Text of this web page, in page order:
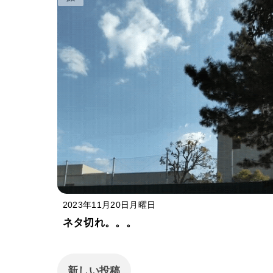
2023年11月20日月曜日
ネタ切れ。。。